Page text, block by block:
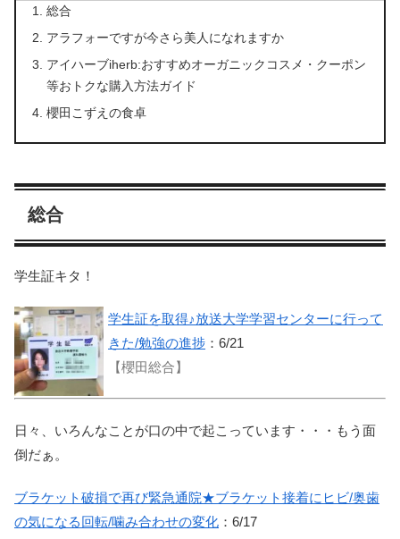
総合
アラフォーですが今さら美人になれますか
アイハーブiherb:おすすめオーガニックコスメ・クーポン
等おトクな購入方法ガイド
櫻田こずえの食卓
総合
学生証キタ！
学生証を取得♪放送大学学習センターに行って
きた/勉強の進捗 ：6/21
【櫻田総合】
日々、いろんなことが口の中で起こっています・・・もう面
倒だぁ。
ブラケット破損で再び緊急通院★ブラケット接着にヒビ/奥歯
の気になる回転/噛み合わせの変化 ：6/17